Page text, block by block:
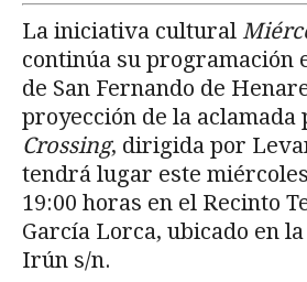
La iniciativa cultural
continúa su programación
de San Fernando de
proyección de la aclamada
Crossing, dirigida por
tendrá lugar este
19:00 horas en el Recinto
García Lorca, ubicado en
Irún s/n.